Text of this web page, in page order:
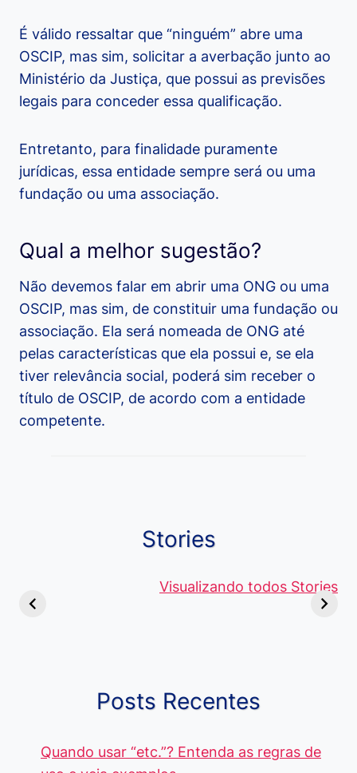
É válido ressaltar que “ninguém” abre uma
OSCIP, mas sim, solicitar a averbação junto ao
Ministério da Justiça, que possui as previsões
legais para conceder essa qualificação.
Entretanto, para finalidade puramente
jurídicas, essa entidade sempre será ou uma
fundação ou uma associação.
Qual a melhor sugestão?
Não devemos falar em abrir uma ONG ou uma
OSCIP, mas sim, de constituir uma fundação ou
associação. Ela será nomeada de ONG até
pelas características que ela possui e, se ela
tiver relevância social, poderá sim receber o
título de OSCIP, de acordo com a entidade
competente.
Stories
Visualizando todos Stories
Diferença e
de 5 Centavos
Curso de
Pacote
Posts Recentes
Quando usar “etc.”? Entenda as regras de